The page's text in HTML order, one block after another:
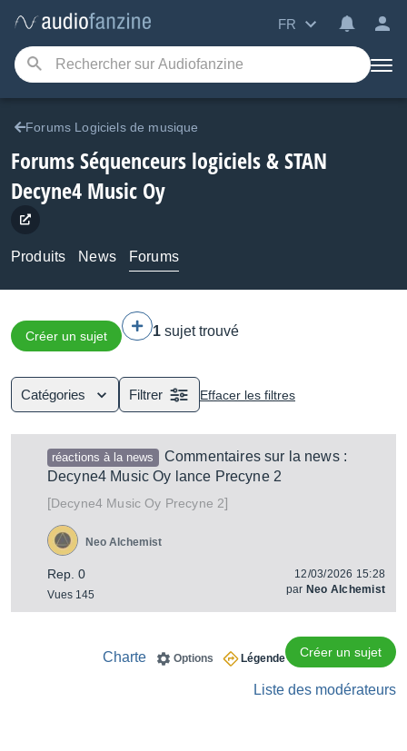
FR
Forums Logiciels de musique
Forums Séquenceurs logiciels & STAN
Decyne4 Music Oy
Produits News Forums
Créer un sujet 1 sujet trouvé
Catégories Filtrer Effacer les filtres
réactions à la news
Commentaires sur la news :
Decyne4 Music Oy lance Precyne 2
[Decyne4 Music Oy Precyne 2]
Rep. 0
Vues 145
Neo Alchemist
12/03/2026 15:28
par Neo Alchemist
Créer un sujet
Légende
Options
Charte
Liste des modérateurs